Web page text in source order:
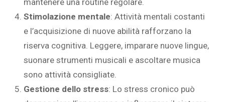
mantenere una routine regolare.
Stimolazione mentale: Attività mentali costanti
e l’acquisizione di nuove abilità rafforzano la
riserva cognitiva. Leggere, imparare nuove lingue,
suonare strumenti musicali e ascoltare musica
sono attività consigliate.
Gestione dello stress: Lo stress cronico può